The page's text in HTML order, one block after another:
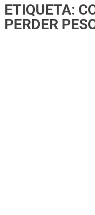
ETIQUETA:
PERDER